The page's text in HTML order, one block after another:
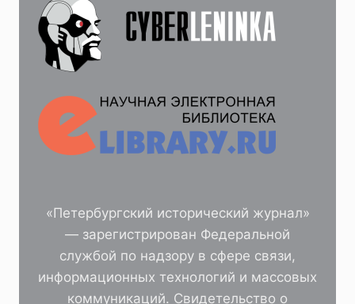
«Петербургский исторический журнал»
— зарегистрирован Федеральной
службой по надзору в сфере связи,
информационных технологий и массовых
коммуникаций. Свидетельство о